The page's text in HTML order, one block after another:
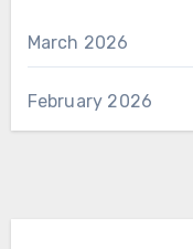
March 2026
February 2026